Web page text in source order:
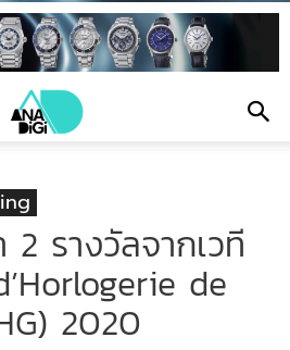
รางวัลจากเวที
de
2020